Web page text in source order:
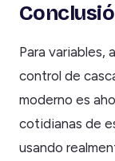
Para variables,
control de
moderno es
cotidianas de
usando